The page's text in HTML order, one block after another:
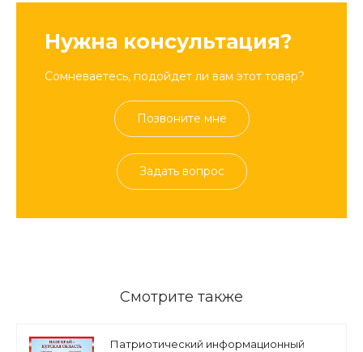
Нужна консультация?
Сомневаетесь, подойдет ли вам этот товар?
Позвоните мне
Задать вопрос
Смотрите также
Патриотический информационный